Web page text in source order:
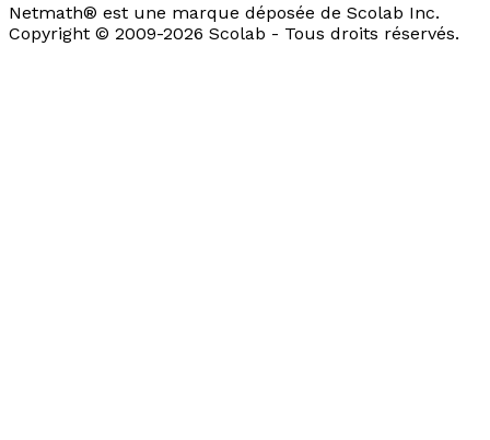
Netmath® est une marque déposée de Scolab Inc.
Copyright © 2009-2026 Scolab - Tous droits réservés.